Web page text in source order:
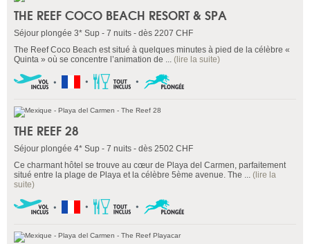
THE REEF COCO BEACH RESORT & SPA
Séjour plongée 3* Sup - 7 nuits - dès 2207 CHF
The Reef Coco Beach est situé à quelques minutes à pied de la célèbre «
Quinta » où se concentre l’animation de ... (lire la suite)
THE REEF 28
Séjour plongée 4* Sup - 7 nuits - dès 2502 CHF
Ce charmant hôtel se trouve au cœur de Playa del Carmen, parfaitement
situé entre la plage de Playa et la célèbre 5ème avenue. The ... (lire la
suite)